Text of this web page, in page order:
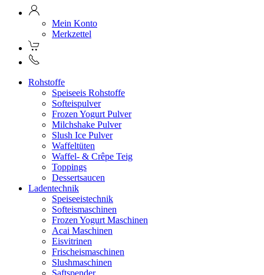
Mein Konto
Merkzettel
Rohstoffe
Speiseeis Rohstoffe
Softeispulver
Frozen Yogurt Pulver
Milchshake Pulver
Slush Ice Pulver
Waffeltüten
Waffel- & Crêpe Teig
Toppings
Dessertsaucen
Ladentechnik
Speiseeistechnik
Softeismaschinen
Frozen Yogurt Maschinen
Acai Maschinen
Eisvitrinen
Frischeismaschinen
Slushmaschinen
Saftspender